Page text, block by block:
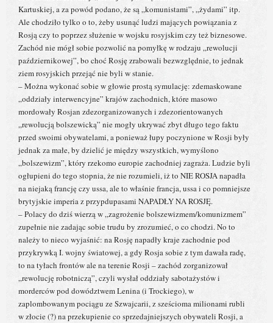
Kartuskiej, a za powód podano, że są „komunistami”, „żydami” itp.
Ale chodziło tylko o to, żeby usunąć ludzi mających powiązania z
Rosją czy to poprzez służenie w wojsku rosyjskim czy też biznesowe.
Zachód nie mógł sobie pozwolić na pomyłkę w rodzaju „rewolucji
październikowej”, bo choć Rosję zrabowali bezwzględnie, to jednak
ziem rosyjskich przejąć nie byli w stanie.
– Można wykonać sobie w głowie prostą symulację: zdemaskowane
„oddziały interwencyjne” krajów zachodnich, które masowo
mordowały Rosjan zdezorganizowanych i zdezorientowanych
„rewolucją bolszewicką” nie mogły ukrywać zbyt długo tego faktu
przed swoimi obywatelami, a ponieważ łupy poczynione w Rosji były
jednak za małe, by dzielić je między wszystkich, wymyślono
„bolszewizm”, który rzekomo europie zachodniej zagraża. Ludzie byli
ogłupieni do tego stopnia, że nie rozumieli, iż to NIE ROSJA napadła
na niejaką francję czy ussa, ale to właśnie francja, ussa i co pomniejsze
brytyjskie imperia z przypdupasami NAPADŁY NA ROSJĘ.
– Polacy do dziś wierzą w „zagrożenie bolszewizmem/komunizmem”
zupełnie nie zadając sobie trudu by zrozumieć, o co chodzi. No to
należy to nieco wyjaśnić: na Rosję napadły kraje zachodnie pod
przykrywką I. wojny światowej, a gdy Rosja sobie z tym dawała radę,
to na tyłach frontów ale na terenie Rosji – zachód zorganizował
„rewolucję robotniczą”, czyli wysłał oddziały sabotażystów i
morderców pod dowództwem Lenina (i Trockiego), w
zaplombowanym pociągu ze Szwajcarii, z sześcioma milionami rubli
w złocie (?) na przekupienie co sprzedajniejszych obywateli Rosji, a